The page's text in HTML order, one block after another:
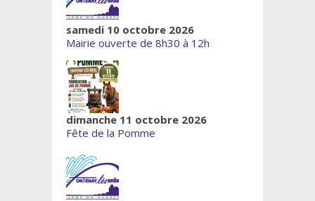
samedi 10 octobre 2026
Mairie ouverte de 8h30 à 12h
dimanche 11 octobre 2026
Fête de la Pomme